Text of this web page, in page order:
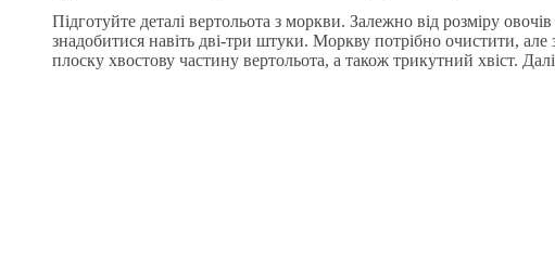
Підготуйте деталі вертольота з моркви. Залежно від розміру
знадобитися навіть дві-три штуки. Моркву потрібно очистити,
плоску хвостову частину вертольота, а також трикутний хвіст.